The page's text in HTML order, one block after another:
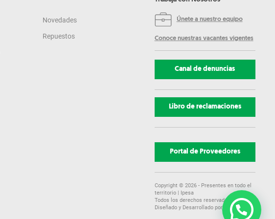
Novedades
Repuestos
Únete a nuestro equipo
Conoce nuestras vacantes vigentes
Canal de denuncias
Libro de reclamaciones
Portal de Proveedores
Copyright © 2026- Presentes en todo el
territorio | Ipesa
Todos los derechos reservados.
Diseñado y Desarrollado por